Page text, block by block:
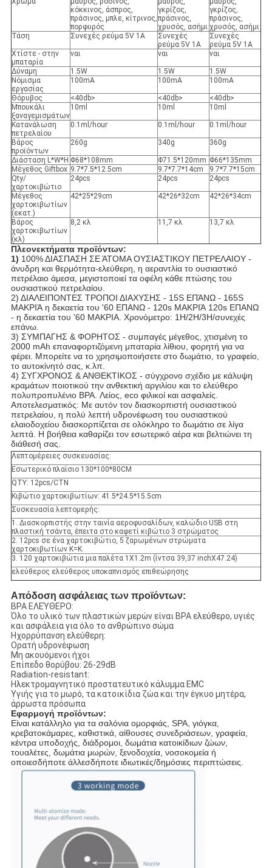
κόκκινος, άσπρος,
πράσινος, μπλε, κίτρινος,
πορφυρός
γκρίζος,
πράσινος,
χρυσός, ασήμι
γκρίζος,
πράσινος,
χρυσός, ασήμι
Τάση
Συνεχές ρεύμα 5V 1A
Συνεχές
ρεύμα 5V 1A
Συνεχές
ρεύμα 5V 1A
Χτίστε - στην
μπαταρία
ναι ναι ναι
Δύναμη 1.5W 1.5W
1.5W
Νόμισμα
εργασίας
100mA 100mA 100mA
Θόρυβος <40db> <40db>
<40db>
Μπουκάλι
ξαναγεμισμάτων
10ml 10ml 10ml
Κατανάλωση
πετρελαίου
0.1ml/hour 0.1ml/hour 0.1ml/hour
Βάρος
προϊόντων
260g 340g 360g
Διάσταση L*W*H Φ68*108mm Φ71.5*120mm Φ66*135mm
Μέγεθος Giftbox 9.7*7.5*12.5cm 9.7*7.7*14cm
9.7*7.7*15cm
Qty/
χαρτοκιβώτιο
24pcs 24pcs 24pcs
Μέγεθος
χαρτοκιβωτίων
(εκατ.)
42*25*29cm 42*26*32cm 42*26*34cm
Βάρος
χαρτοκιβωτίων
(κλ)
8,2 κλ 11,7 κλ 13,7 κλ
Πλεονεκτήματα προϊόντων:
1) 100% ΔΙΑΣΠΑΣΗ ΣΕ ΆΤΟΜΑ ΟΥΣΙΑΣΤΙΚΟΥ ΠΕΤΡΕΛΑΙΟΥ -
άνυδρη και θερμότητα-ελεύθερη, η αεραντλία το ουσιαστικό
πετρέλαιο άμεσα, μεγιστοποιεί τα οφέλη κάθε πτώσης του
ουσιαστικού πετρελαίου.
2) ΔΙΑΛΕΙΠΟΝΤΕΣ ΤΡΟΠΟΙ ΔΙΑΧΥΣΗΣ - 15S ΕΠΆΝΩ - 165S
ΜΑΚΡΙΆ η δεκαετία του '60 ΕΠΑΝΩ - 120s ΜΑΚΡΙΆ 120s ΕΠΑΝΩ
- η δεκαετία του '60 ΜΑΚΡΙΑ. Χρονόμετρο: 1H/2H/3H/συνεχές
επάνω.
3) ΣΥΜΠΑΓΗΣ & ΦΟΡΗΤΟΣ - συμπαγές μέγεθος, χτισμένη το
2000 mAh επαναφορτιζόμενη μπαταρία λίθιου, φορητή για να
φέρει. Μπορείτε να το χρησιμοποιήσετε στο δωμάτιο, το γραφείο,
το αυτοκίνητό σας, κ.λπ.
4) ΣΥΓΧΡΟΝΟΣ & ΑΝΘΕΚΤΙΚΟΣ - σύγχρονο σχέδιο με κάλυψη
κραμάτων ποιοτικού την ανθεκτική αργιλίου και το ελεύθερο
πολυπροπυλένιο BPA. Λείος, eco φιλικοί και ασφαλείς.
Αποτελεσματικός: Με αυτόν τον διασκορπιστή ουσιαστικού
πετρελαίου, η πολύ λεπτή υδρονέφωση του ουσιαστικού
ελαιοδοχείου διασκορπίζεται σε ολόκληρο το δωμάτιο σε λίγα
λεπτά. Η βοήθεια καθαρίζει τον εσωτερικό αέρα και βελτιώνει τη
διάθεσή σας.
Λεπτομέρειες συσκευασίας:
Εσωτερικό πλαίσιο 130*100*80CM
QTY: 12pcs/CTN
Κιβώτιο χαρτοκιβωτίων: 41.5*24.5*15.5cm
Συσκευασία λεπτομερής:
1. Διασκορπιστής στην ταινία αεροφυσαλίδων, καλώδιο USB στη
πλαστική τσάντα, έπειτα στο καφετί κιβώτιο 3 στρώματος
2. 12pcs σε ένα χαρτοκιβώτιο, 5 ζαρωμένων στρώματα
χαρτοκιβωτίων K=K.
3. 120 χαρτοκιβώτια μια παλέτα 1X1.2m (ίντσα 39,37 inchX47.24)
ελεύθερος ελεύθερος υποκαπνισμός επιθεώρησης
Απόδοση ασφάλειας των προϊόντων:
BPA ΕΛΕΎΘΕΡΟ:
Όλο το υλικό των πλαστικών μερών είναι BPA ελεύθερο, υγιές
και ασφάλεια για όλο το ανθρώπινο σώμα
Ηχορρύπανση ελεύθερη:
Ορατή υδρονέφωση
Μη ακουόμενοι ήχοι
Επίπεδο θορύβου: 26-29dB
Radiation-resistant:
Ηλεκτρομαγνητικό προστατευτικό κάλυμμα EMC
Υγιής για το μωρό, τα κατοικίδια ζώα και την έγκυο μητέρα,
άρρωστα πρόσωπα
Εφαρμογή προϊόντων:
Είναι κατάλληλο για τα σαλόνια ομορφιάς, SPA, γιόγκα,
κρεβατοκάμαρες, καθιστικά, αίθουσες συνεδριάσεων, γραφεία,
κέντρα υποδοχής, διάδρομοι, δωμάτια κατοικίδιων ζώων,
τουαλέτες, δωμάτια μωρών, ξενοδοχεία, νοσοκομεία ή
οποιεσδήποτε άλλεσδήποτε ιδιωτικές/δημόσιες περιπτώσεις.